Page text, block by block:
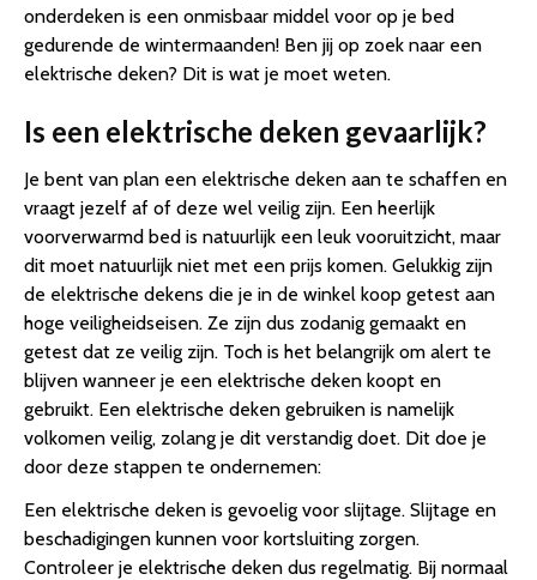
onderdeken is een onmisbaar middel voor op je bed
gedurende de wintermaanden! Ben jij op zoek naar een
elektrische deken? Dit is wat je moet weten.
Is een elektrische deken gevaarlijk?
Je bent van plan een elektrische deken aan te schaffen en
vraagt jezelf af of deze wel veilig zijn. Een heerlijk
voorverwarmd bed is natuurlijk een leuk vooruitzicht, maar
dit moet natuurlijk niet met een prijs komen. Gelukkig zijn
de elektrische dekens die je in de winkel koop getest aan
hoge veiligheidseisen. Ze zijn dus zodanig gemaakt en
getest dat ze veilig zijn. Toch is het belangrijk om alert te
blijven wanneer je een elektrische deken koopt en
gebruikt. Een elektrische deken gebruiken is namelijk
volkomen veilig, zolang je dit verstandig doet. Dit doe je
door deze stappen te ondernemen:
Een elektrische deken is gevoelig voor slijtage. Slijtage en
beschadigingen kunnen voor kortsluiting zorgen.
Controleer je elektrische deken dus regelmatig. Bij normaal